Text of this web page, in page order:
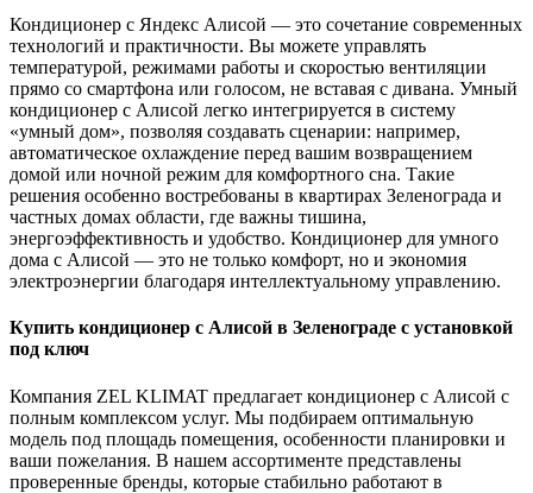
Кондиционер с Яндекс Алисой — это сочетание современных
технологий и практичности. Вы можете управлять
температурой, режимами работы и скоростью вентиляции
прямо со смартфона или голосом, не вставая с дивана. Умный
кондиционер с Алисой легко интегрируется в систему
«умный дом», позволяя создавать сценарии: например,
автоматическое охлаждение перед вашим возвращением
домой или ночной режим для комфортного сна. Такие
решения особенно востребованы в квартирах Зеленограда и
частных домах области, где важны тишина,
энергоэффективность и удобство. Кондиционер для умного
дома с Алисой — это не только комфорт, но и экономия
электроэнергии благодаря интеллектуальному управлению.
Купить кондиционер с Алисой в Зеленограде с установкой
под ключ
Компания ZEL KLIMAT предлагает кондиционер с Алисой с
полным комплексом услуг. Мы подбираем оптимальную
модель под площадь помещения, особенности планировки и
ваши пожелания. В нашем ассортименте представлены
проверенные бренды, которые стабильно работают в